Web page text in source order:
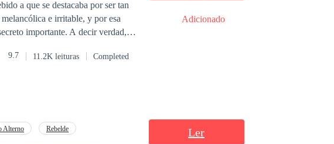
a que se destacaba por ser tan
e irritable, y por esa
importante. A decir verdad,
como el reemplazo de su
9.7 11.2K leituras Completed
Adicionado
Alterno
Rebelde
Ler